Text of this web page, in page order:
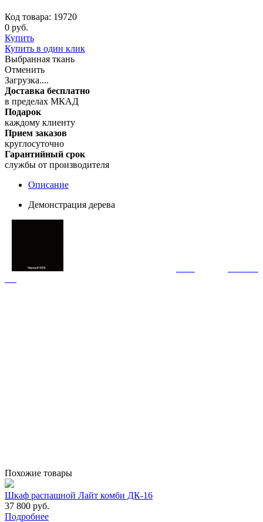
Код товара: 19720
0 руб.
Купить
Купить в один клик
Выбранная ткань
Отменить
Загрузка....
Доставка бесплатно
в пределах МКАД
Подарок
каждому клиенту
Прием заказов
круглосуточно
Гарантийный срок
службы от производителя
Описание
Демонстрация дерева
Похожие товары
Шкаф распашной Лайт комби ДК-16
37 800 руб.
Подробнее